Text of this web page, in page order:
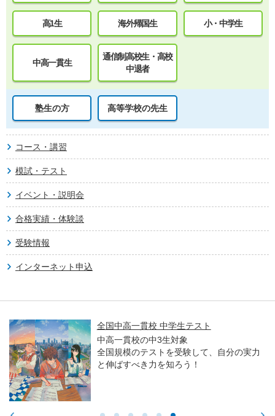
高1生 海外帰国生 小・中学生
中高一貫生
通信制高校生・高校
中退者
塾生の方 高等学校の先生
コース・講習
模試・テスト
イベント・説明会
合格実績・体験談
受験情報
インターネット申込
全国中高一貫校 中学生テスト
中高一貫校の中3生対象
全国規模のテストを受験して、自分の実力
と伸ばすべき力を知ろう！